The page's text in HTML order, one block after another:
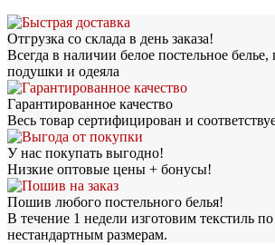
Отгрузка со склада в день заказа!
Всегда в наличии белое постельное
подушки и одеяла
Гарантированное качество
Весь товар сертифицирован и
У нас покупать выгодно!
Низкие оптовые цены + бонусы!
Пошив любого постельного белья!
В течение 1 недели изготовим текстиль
нестандартным размерам.